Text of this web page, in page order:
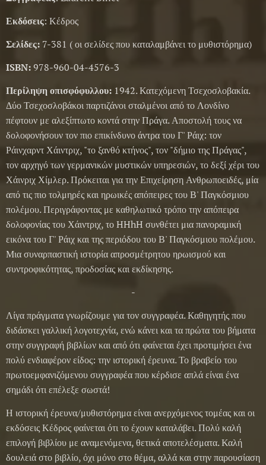
Εκδόσεις: Κέδρος
Σελίδες: 7-381 ( οι σελίδες που καταλαμβάνει το μυθιστόρημα)
ISBN:978-960-04-4576-3
Περίληψη οπισφόφυλλου: 1942. Κατεχόμενη Τσεχοσλοβακία.
Δύο Τσεχοσλοβάκοι παρτιζάνοι σταλμένοι από το Λονδίνο
πέφτουν με αλεξίπτωτο κοντά στην Πράγα. Αποστολή τους να
δολοφονήσουν τον πιο επικίνδυνο άντρα του Γ' Ράιχ: τον
Ράινχαρντ Χάιντριχ, "το ξανθό κτήνος", τον "δήμιο της Πράγας",
τον αρχηγό των γερμανικών μυστικών υπηρεσιών, το δεξί χέρι του
Χάινριχ Χίμλερ. Πρόκειται για την Επιχείρηση Ανθρωποειδές, μία
από τις πιο τολμηρές και ηρωικές απόπειρες του Β' Παγκόσμιου
πολέμου. Περιγράφοντας με καθηλωτικό τρόπο την απόπειρα
δολοφονίας του Χάιντριχ, το HHhH συνθέτει μια πανοραμική
εικόνα του Γ' Ράιχ και της περιόδου του Β' Παγκόσμιου πολέμου.
Μια συναρπαστική ιστορία απροσμέτρητου ηρωισμού και
συντροφικότητας, προδοσίας και εκδίκησης.
-
Λίγα πράγματα γνωρίζουμε για τον συγγραφέα. Καθηγητής που
διδάσκει γαλλική λογοτεχνία, ενώ κάνει και τα πρώτα του βήματα
στην συγγραφή βιβλίων και από ότι φαίνεται έχει προτιμήσει ένα
πολύ ενδιαφέρον είδος: την ιστορική έρευνα. Το βραβείο του
πρωτοεμφανιζόμενου συγγραφέα που κέρδισε απλά είναι ένα
σημάδι ότι επέλεξε σωστά!
Η ιστορική έρευνα/μυθιστόρημα είναι ανερχόμενος τομέας και οι
εκδόσεις Κέδρος φαίνεται ότι το έχουν καταλάβει. Πολύ καλή
επιλογή βιβλίου με αναμενόμενα, θετικά αποτελέσματα. Καλή
δουλειά στο βιβλίο, όχι μόνο στο θέμα, αλλά και στην παρουσίαση